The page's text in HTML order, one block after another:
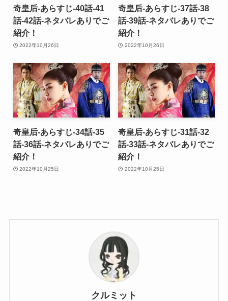
奇皇后-あらすじ-40話-41
話-42話-ネタバレありでご
紹介！
2022年10月26日
奇皇后-あらすじ-37話-38
話-39話-ネタバレありでご
紹介！
2022年10月26日
奇皇后-あらすじ-34話-35
話-36話-ネタバレありでご
紹介！
2022年10月25日
奇皇后-あらすじ-31話-32
話-33話-ネタバレありでご
紹介！
2022年10月25日
クルミット